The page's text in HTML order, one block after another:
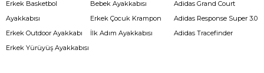
Erkek Basketbol
Ayakkabısı
Erkek Outdoor Ayakkabı
Erkek Yürüyüş Ayakkabısı
Bebek Ayakkabısı
Erkek Çocuk Krampon
İlk Adım Ayakkabısı
Adidas Grand Court
Adidas Response Super 3.0
Adidas Tracefinder